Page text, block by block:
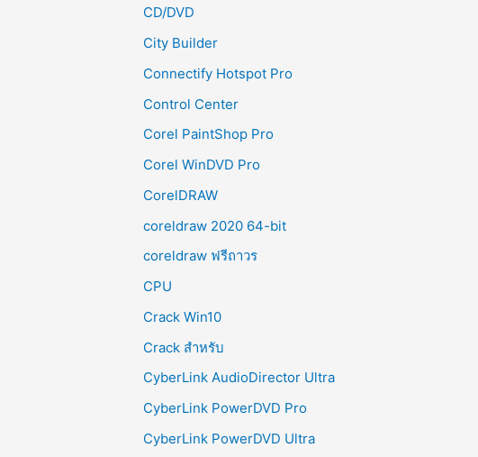
CD/DVD
City Builder
Connectify Hotspot Pro
Control Center
Corel PaintShop Pro
Corel WinDVD Pro
CorelDRAW
coreldraw 2020 64-bit
coreldraw ฟรีถาวร
CPU
Crack Win10
Crack สำหรับ
CyberLink AudioDirector Ultra
CyberLink PowerDVD Pro
CyberLink PowerDVD Ultra